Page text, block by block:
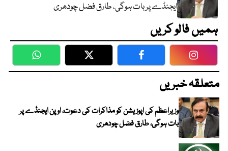
ایجنڈے پر بات ہوگی، طارق فضل چودھری
ہمیں فالو کریں
WhatsApp Twitter Facebook
متعلقہ خبریں
وزیراعظم کی اپوزیشن کو مذاکرات کی دعوت، اوپن ایجنڈے پر
بات ہوگی، طارق فضل چودھری